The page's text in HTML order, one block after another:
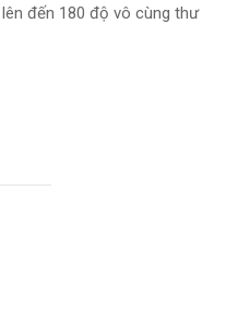
đến 180 độ vô cùng thư